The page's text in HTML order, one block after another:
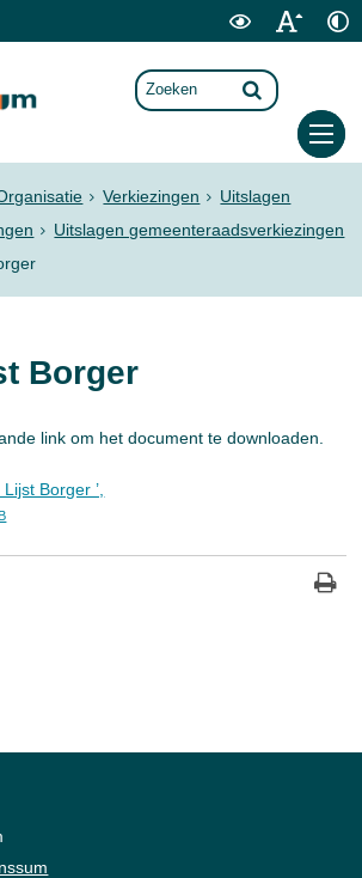
Verkiezingen
Uitslagen
Uitslagen gemeenteraadsverkiezingen
Borger
link om het document te downloaden.
Borger ’,